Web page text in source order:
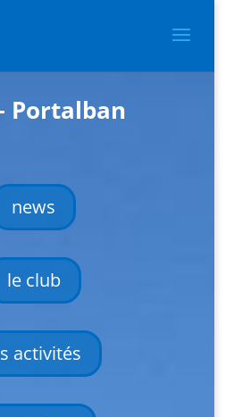
Portalban
news
le club
activités